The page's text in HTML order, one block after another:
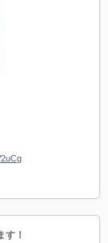
す！